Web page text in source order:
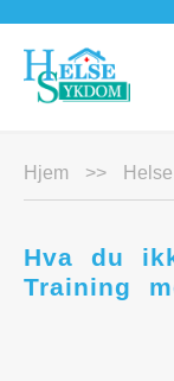
Hjem >> Helse
Hva du
Training